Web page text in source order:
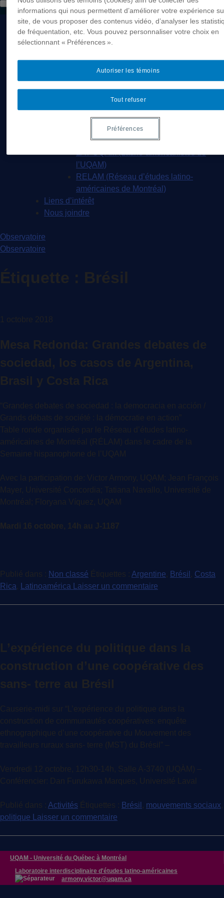
Accueil
À propos
Présentation
Présentation
La mémoire des droits humains chez les
Latino-américains du Canada
Présentation
LAT-UQAM (Latino-américanistes de
l’UQAM)
RELAM (Réseau d’études latino-
américaines de Montréal)
Liens d’intérêt
Nous joindre
Observatoire
Observatoire
Étiquette : Brésil
1 octobre 2018
Mesa Redonda: Grandes debates de
sociedad, los casos de Argentina,
Brasil y Costa Rica
“Grandes debates de sociedad : la democracia en acción /
Grands débats de société : la démocratie en action”
Table ronde organisée par le Réseau d’études latino-
américaines de Montréal (RÉLAM) dans le cadre de la
Semaine hispanophone de l’UQAM
Avec la participation de: Victor Armony, UQAM; Jean François
Mayer, Université Concordia; Tatiana Navallo, Université de
Montréal; Floryana Víquez, UQAM
Mardi 16 octobre, 14h au J-1187
Publié dans : Non classé Étiquettes : Argentine, Brésil , Costa
Rica, Latinoamérica Laisser un commentaire
L’expérience du politique dans la
construction d’une coopérative des
sans- terre au Brésil
Causerie-midi sur “L’expérience du politique dans la
construction de communautés coopératives: enquête
ethnographique d’une coopérative du Mouvement des
travailleurs ruraux sans- terre (MST) du Brésil” –
Vendredi 12 octobre, 12h30-14h, Salle A-3740 (UQÀM) –
Conférencier: Dan Furukawa Marques, Université Laval
Publié dans : Activités Étiquettes : Brésil , mouvements sociaux,
politique Laisser un commentaire
UQAM - Université du Québec à Montréal
Laboratoire interdisciplinaire d'études latino-américaines
armony.victor@uqam.ca
informations qui nous permettent d’améliorer votre expérience
site, de vous proposer des contenus vidéo, d’analyser les
de fréquentation, etc. Vous pouvez personnaliser votre choix en
sélectionnant « Préférences ».
Tout refuser
Autoriser les témoins
Préférences